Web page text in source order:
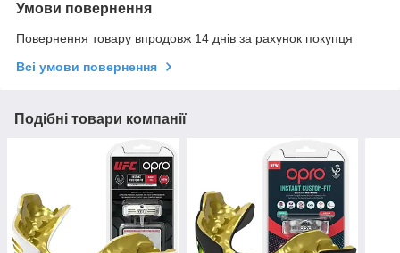
Умови повернення
Повернення товару впродовж 14 днів за рахунок покупця
Всі умови повернення
Подібні товари компанії